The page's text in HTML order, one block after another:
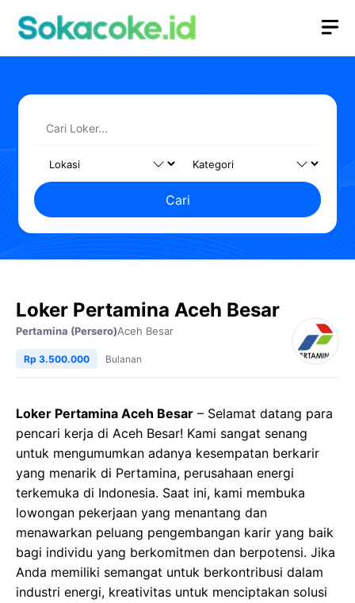
Cari
Loker Pertamina Aceh Besar
Pertamina (Persero)Aceh Besar
Rp 3.500.000 Bulanan
Loker Pertamina Aceh Besar – Selamat datang para
pencari kerja di Aceh Besar! Kami sangat senang
untuk mengumumkan adanya kesempatan berkarir
yang menarik di Pertamina, perusahaan energi
terkemuka di Indonesia. Saat ini, kami membuka
lowongan pekerjaan yang menantang dan
menawarkan peluang pengembangan karir yang baik
bagi individu yang berkomitmen dan berpotensi. Jika
Anda memiliki semangat untuk berkontribusi dalam
industri energi, kreativitas untuk menciptakan solusi